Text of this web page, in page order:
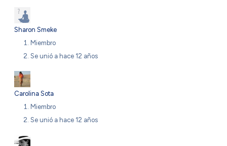
Sharon Smeke
Miembro
Se unió a hace 12 años
Carolina Sota
Miembro
Se unió a hace 12 años